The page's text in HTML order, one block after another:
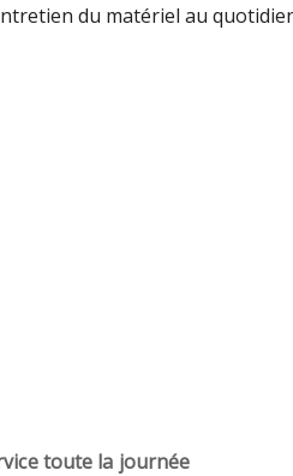
du matériel au
toute la journée